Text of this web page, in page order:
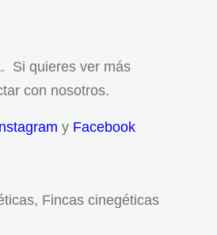
Si quieres ver más
con nosotros.
y Facebook
, Fincas cinegéticas